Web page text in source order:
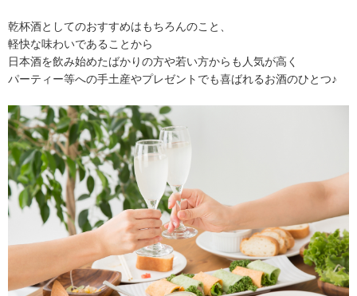
乾杯酒としてのおすすめはもちろんのこと、
軽快な味わいであることから
日本酒を飲み始めたばかりの方や若い方からも人気が高く
パーティー等への手土産やプレゼントでも喜ばれるお酒のひとつ♪